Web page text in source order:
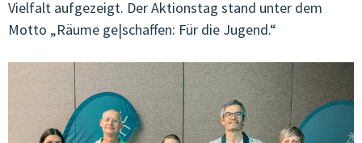
Vielfalt aufgezeigt. Der Aktionstag stand unter dem
Motto „Räume ge|schaffen: Für die Jugend.“